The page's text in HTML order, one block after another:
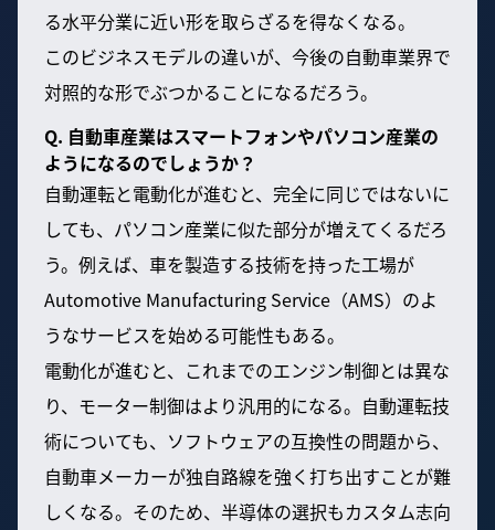
る水平分業に近い形を取らざるを得なくなる。
このビジネスモデルの違いが、今後の自動車業界で
対照的な形でぶつかることになるだろう。
Q. 自動車産業はスマートフォンやパソコン産業の
ようになるのでしょうか？
自動運転と電動化が進むと、完全に同じではないに
しても、パソコン産業に似た部分が増えてくるだろ
う。例えば、車を製造する技術を持った工場が
Automotive Manufacturing Service（AMS）のよ
うなサービスを始める可能性もある。
電動化が進むと、これまでのエンジン制御とは異な
り、モーター制御はより汎用的になる。自動運転技
術についても、ソフトウェアの互換性の問題から、
自動車メーカーが独自路線を強く打ち出すことが難
しくなる。そのため、半導体の選択もカスタム志向